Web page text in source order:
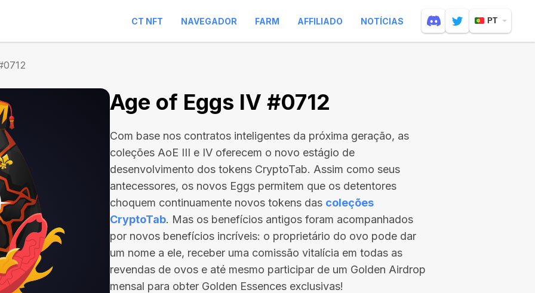
CT NFT NAVEGADOR FARM AFFILIADO NOTÍCIAS PT
Age of Eggs IV #0712
Com base nos contratos inteligentes da próxima geração, as
coleções AoE III e IV oferecem o novo estágio de
desenvolvimento dos tokens CryptoTab. Assim como seus
antecessores, os novos Eggs permitem que os detentores
choquem continuamente novos tokens das coleções
CryptoTab. Mas os benefícios antigos foram acompanhados
por novos benefícios incríveis: o proprietário do ovo pode dar
um nome a ele, receber uma comissão vitalícia em todas as
revendas de ovos e até mesmo participar de um Golden Airdrop
mensal para obter Golden Essences exclusivas!